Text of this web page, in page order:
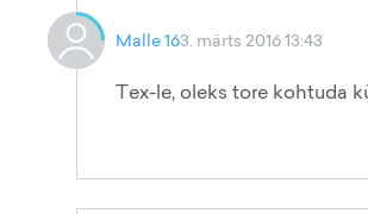
Malle 163. märts 2016 13:43
Tex-le, oleks tore kohtuda